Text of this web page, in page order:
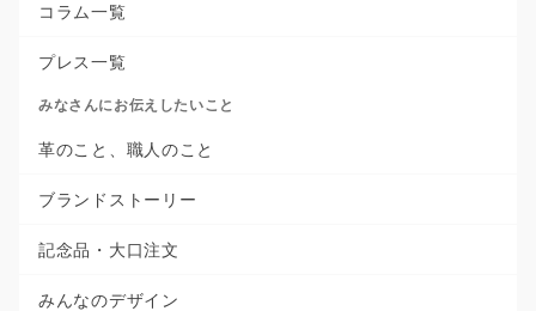
コラム一覧
プレス一覧
みなさんにお伝えしたいこと
革のこと、職人のこと
ブランドストーリー
記念品・大口注文
みんなのデザイン